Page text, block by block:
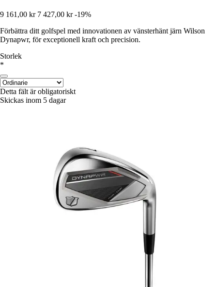
9 161,00 kr 7 427,00 kr -19%
Förbättra ditt golfspel med innovationen av vänsterhänt järn Wilson
Dynapwr, för exceptionell kraft och precision.
Storlek
*
Detta fält är obligatoriskt
Skickas inom 5 dagar